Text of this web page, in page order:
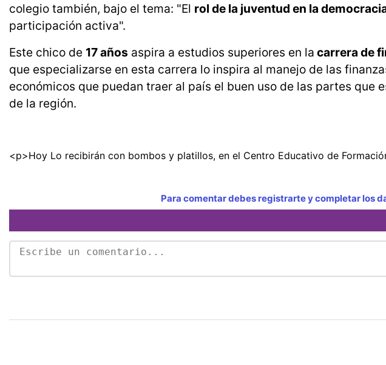
colegio también, bajo el tema: "El rol de la juventud en la
participación activa".
Este chico de 17 años aspira a estudios superiores en la carrera de
que especializarse en esta carrera lo inspira al manejo de las
económicos que puedan traer al país el buen uso de las partes que
de la región.
<p>Hoy Lo recibirán con bombos y platillos, en el Centro Educativo de
Para comentar debes registrarte y completar los